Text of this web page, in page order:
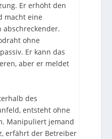
Er erhöht den
macht eine
abschreckender.
ohne
Er kann das
aber er meldet
des
entsteht ohne
Manipuliert jemand
erfährt der Betreiber